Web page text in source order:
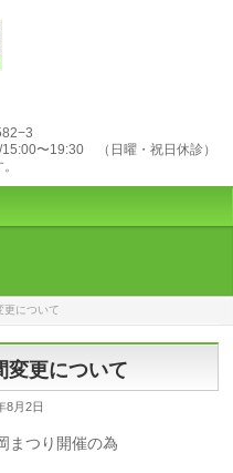
〜19:30 （日曜・祝日休診）
更について
変更について
8月2日
まつり開催の為